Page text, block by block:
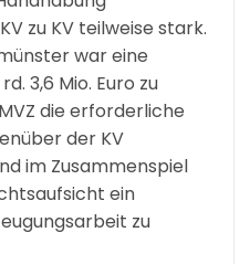
zu KV teilweise stark.
war eine
3,6 Mio. Euro zu
die erforderliche
der KV
im Zusammenspiel
ein
zu